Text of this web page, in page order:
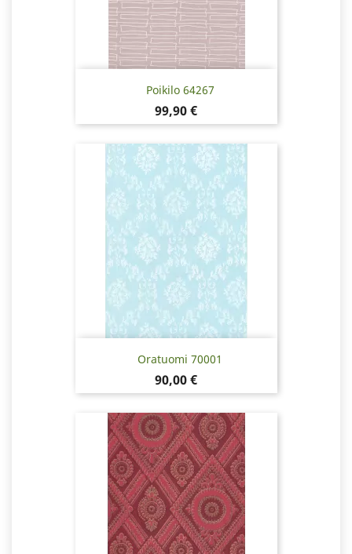
Poikilo 64267
Pris
99,90 €
Oratuomi 70001
Pris
90,00 €